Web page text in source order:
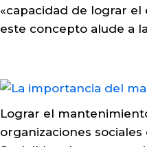
«capacidad de lograr el
este concepto alude a
Lograr el
organizaciones